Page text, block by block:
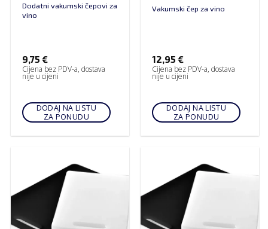
Dodatni vakumski čepovi za
vino
9,75 €
Cijena bez PDV-a, dostava
nije u cijeni
DODAJ NA LISTU
ZA PONUDU
Vakumski čep za vino
12,95€
Cijena bez PDV-a, dostava
nije u cijeni
DODAJ NA LISTU
ZA PONUDU